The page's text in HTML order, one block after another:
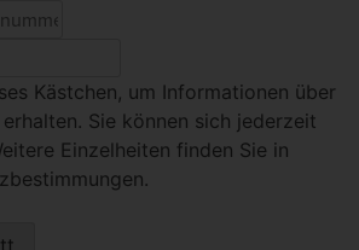
Kästchen, um Informationen über
Sie können sich jederzeit
Einzelheiten finden Sie in